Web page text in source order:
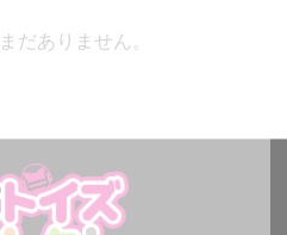
だありません。